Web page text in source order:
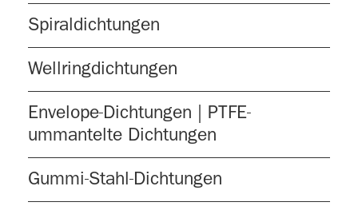
Spiraldichtungen
Wellringdichtungen
Envelope-Dichtungen | PTFE-
ummantelte Dichtungen
Gummi-Stahl-Dichtungen